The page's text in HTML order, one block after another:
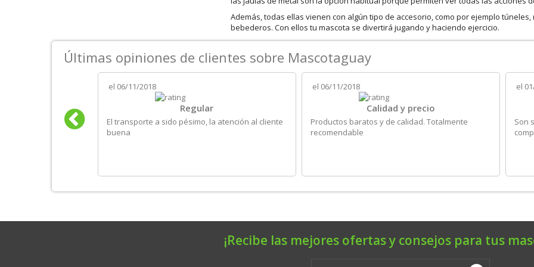
Además, todas ellas vienen con algún tipo de accesorio, como por ejemplo
bebederos. Con ellos tu mascota se divertirá jugando y haciendo ejercicio.
Últimas opiniones de clientes sobre Mascotaguay
de productos
el 06/11/2018
Regular
El transporte a sido pésimo, la atención al cliente
buena
el 06/11/2018
Calidad y precio
Productos baratos y de calidad. Totalmente
recomendable
el
Son
¡Recibe las mejores ofertas y consejos para tus